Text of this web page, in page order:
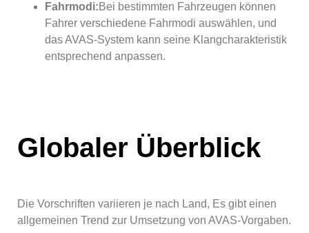
Fahrmodi:Bei bestimmten Fahrzeugen können
Fahrer verschiedene Fahrmodi auswählen, und
das AVAS-System kann seine Klangcharakteristik
entsprechend anpassen.
Globaler Überblick
Die Vorschriften variieren je nach Land, Es gibt einen
allgemeinen Trend zur Umsetzung von AVAS-Vorgaben.